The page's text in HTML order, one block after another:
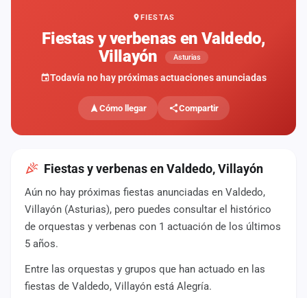
FIESTAS
Fiestas y verbenas en Valdedo,
Villayón
Asturias
Todavía no hay próximas actuaciones anunciadas
Cómo llegar Compartir
Fiestas y verbenas en Valdedo, Villayón
Aún no hay próximas fiestas anunciadas en Valdedo,
Villayón (Asturias), pero puedes consultar el histórico
de orquestas y verbenas con 1 actuación de los últimos
5 años.
Entre las orquestas y grupos que han actuado en las
fiestas de Valdedo, Villayón está Alegría.
fiestas
Componentes
Agencias
Rankings
Vídeos
Anuncios
Iniciar
sesión